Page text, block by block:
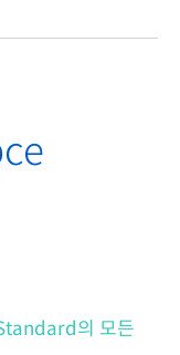
의 모든